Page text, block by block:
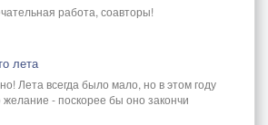
работа, соавторы!
лета
Лета всегда было мало, но в этом году
желание - поскорее бы оно закончи